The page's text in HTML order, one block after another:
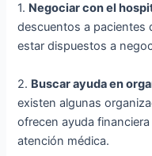
1. Negociar con el
descuentos a pacientes
estar dispuestos a
2. Buscar ayuda en
existen algunas
ofrecen ayuda
atención médica.